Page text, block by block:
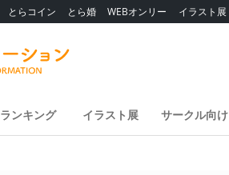
とらコイン とら婚 WEBオンリー イラスト展
ランキング イラスト展 サークル向け